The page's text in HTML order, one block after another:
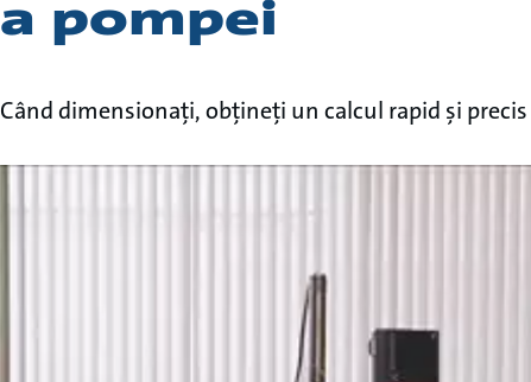
a pompei
Când dimensionați, obțineți un calcul rapid și